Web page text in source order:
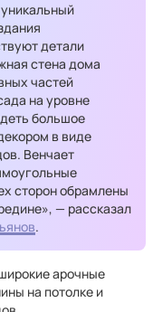
детали
стена дома
частей
на уровне
большое
в виде
Венчает
сторон обрамлены
— рассказал
.
арочные
на потолке и